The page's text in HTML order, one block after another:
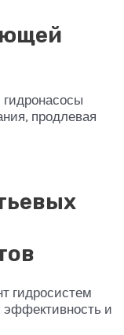
продлевая
гидросистем
и